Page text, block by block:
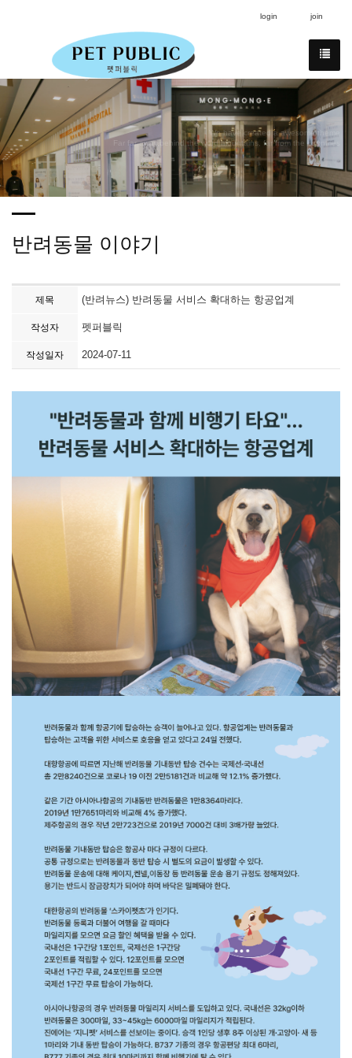
login join
We have created a awesome theme
Far far away,behind the word mountains, far from the countries
반려동물 이야기
제목 (반려뉴스) 반려동물 서비스 확대하는 항공업계
작성자 펫퍼블릭
작성일자 2024-07-11